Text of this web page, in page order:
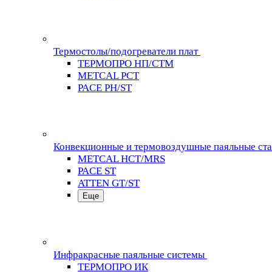
Термостолы/подогреватели плат
ТЕРМОПРО НП/СТМ
METCAL PCT
PACE PH/ST
Конвекционные и термовоздушные паяльные
METCAL HCT/MRS
PACE ST
ATTEN GT/ST
Еще
Инфракрасные паяльные системы
ТЕРМОПРО ИК